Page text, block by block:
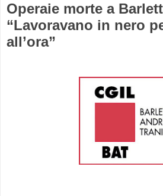
Operaie morte a
“Lavoravano in nero
all’ora”